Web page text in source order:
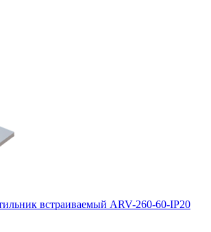
встраиваемый ARV-260-60-IP20